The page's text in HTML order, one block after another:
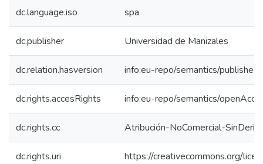
dc.language.iso spa
dc.publisher Universidad de Manizales
dc.relation.hasversion info:eu-repo/semantics/
dc.rights.accesRights info:eu-repo/semantics/
dc.rights.cc Atribución-NoComercial-
dc.rights.uri https://creativecommons.org/